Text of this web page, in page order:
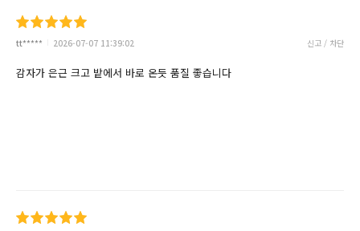
tt***** 2026-07-07 11:39:02 신고 / 차단
감자가 은근 크고 밭에서 바로 온듯 품질 좋습니다